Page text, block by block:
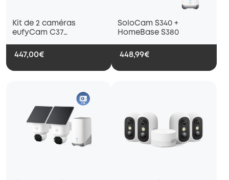
Kit de 2 caméras
eufyCam C37
447,00€
SoloCam S340 +
HomeBase S380
448,99€